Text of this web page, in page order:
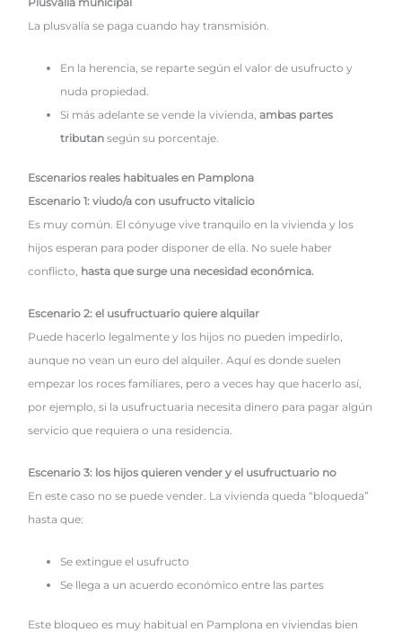
La plusvalía se paga cuando hay transmisión.
En la herencia, se reparte según el valor de usufructo y
nuda propiedad.
Si más adelante se vende la vivienda, ambas partes
tributan según su porcentaje.
Escenarios reales habituales en Pamplona
Escenario 1: viudo/a con usufructo vitalicio
Es muy común. El cónyuge vive tranquilo en la vivienda y los
hijos esperan para poder disponer de ella. No suele haber
conflicto, hasta que surge una necesidad económica.
Escenario 2: el usufructuario quiere alquilar
Puede hacerlo legalmente y los hijos no pueden impedirlo,
aunque no vean un euro del alquiler. Aquí es donde suelen
empezar los roces familiares, pero a veces hay que hacerlo así,
por ejemplo, si la usufructuaria necesita dinero para pagar algún
servicio que requiera o una residencia.
Escenario 3: los hijos quieren vender y el usufructuario no
En este caso no se puede vender. La vivienda queda “bloqueda”
hasta que:
Se extingue el usufructo
Se llega a un acuerdo económico entre las partes
Este bloqueo es muy habitual en Pamplona en viviendas bien